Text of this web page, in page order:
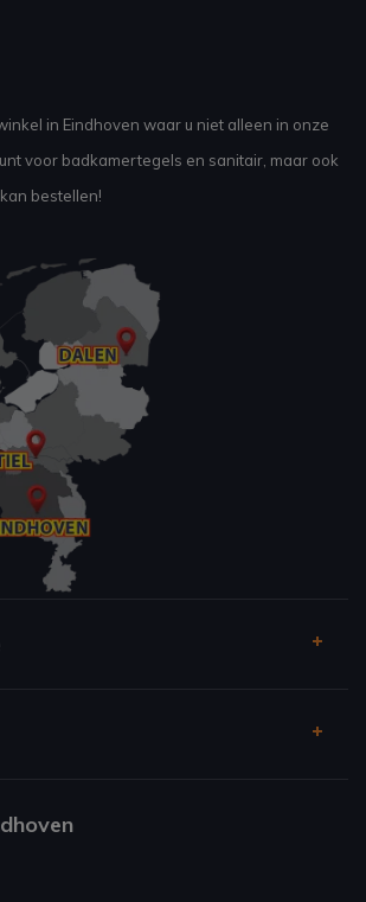
in Eindhoven waar u niet alleen in onze
voor badkamertegels en sanitair, maar ook
bestellen!